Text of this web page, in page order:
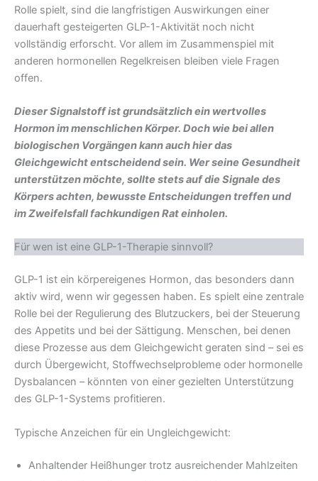
Rolle spielt, sind die langfristigen Auswirkungen einer
dauerhaft gesteigerten GLP-1-Aktivität noch nicht
vollständig erforscht. Vor allem im Zusammenspiel mit
anderen hormonellen Regelkreisen bleiben viele Fragen
offen.
Dieser Signalstoff ist grundsätzlich ein wertvolles
Hormon im menschlichen Körper. Doch wie bei allen
biologischen Vorgängen kann auch hier das
Gleichgewicht entscheidend sein. Wer seine Gesundheit
unterstützen möchte, sollte stets auf die Signale des
Körpers achten, bewusste Entscheidungen treffen und
im Zweifelsfall fachkundigen Rat einholen.
Für wen ist eine GLP-1-Therapie sinnvoll?
GLP-1 ist ein körpereigenes Hormon, das besonders dann
aktiv wird, wenn wir gegessen haben. Es spielt eine zentrale
Rolle bei der Regulierung des Blutzuckers, bei der Steuerung
des Appetits und bei der Sättigung. Menschen, bei denen
diese Prozesse aus dem Gleichgewicht geraten sind – sei es
durch Übergewicht, Stoffwechselprobleme oder hormonelle
Dysbalancen – könnten von einer gezielten Unterstützung
des GLP-1-Systems profitieren.
Typische Anzeichen für ein Ungleichgewicht:
Anhaltender Heißhunger trotz ausreichender Mahlzeiten